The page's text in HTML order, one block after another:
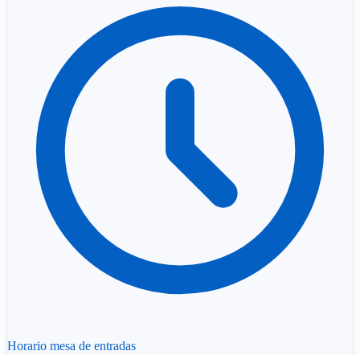
Horario mesa de entradas